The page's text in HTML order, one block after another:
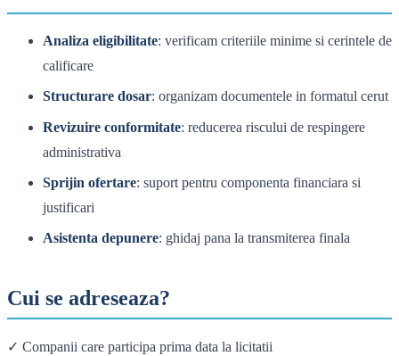
Analiza eligibilitate: verificam criteriile minime si cerintele de
calificare
Structurare dosar: organizam documentele in formatul cerut
Revizuire conformitate: reducerea riscului de respingere
administrativa
Sprijin ofertare: suport pentru componenta financiara si
justificari
Asistenta depunere: ghidaj pana la transmiterea finala
Cui se adreseaza?
✓ Companii care participa prima data la licitatii